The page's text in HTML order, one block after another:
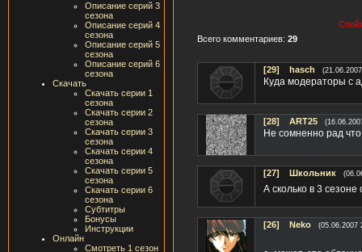
Описание серий 3
сезона
Описание серий 4
сезона
Описание серий 5
сезона
Описание серий 6
сезона
Скачать
Скачать серии 1
сезона
Скачать серии 2
сезона
Скачать серии 3
сезона
Скачать серии 4
сезона
Скачать серии 5
сезона
Скачать серии 6
сезона
Субтитры
Бонусы
Инструкции
Онлайн
Смотреть 1 сезон
Всего комментариев: 29
[29] hasch
Куда модераторы с
[28] ART25
Не сомненно рад
[27] Школьник
А сколько в 3
[26] Neko (05.06.2007